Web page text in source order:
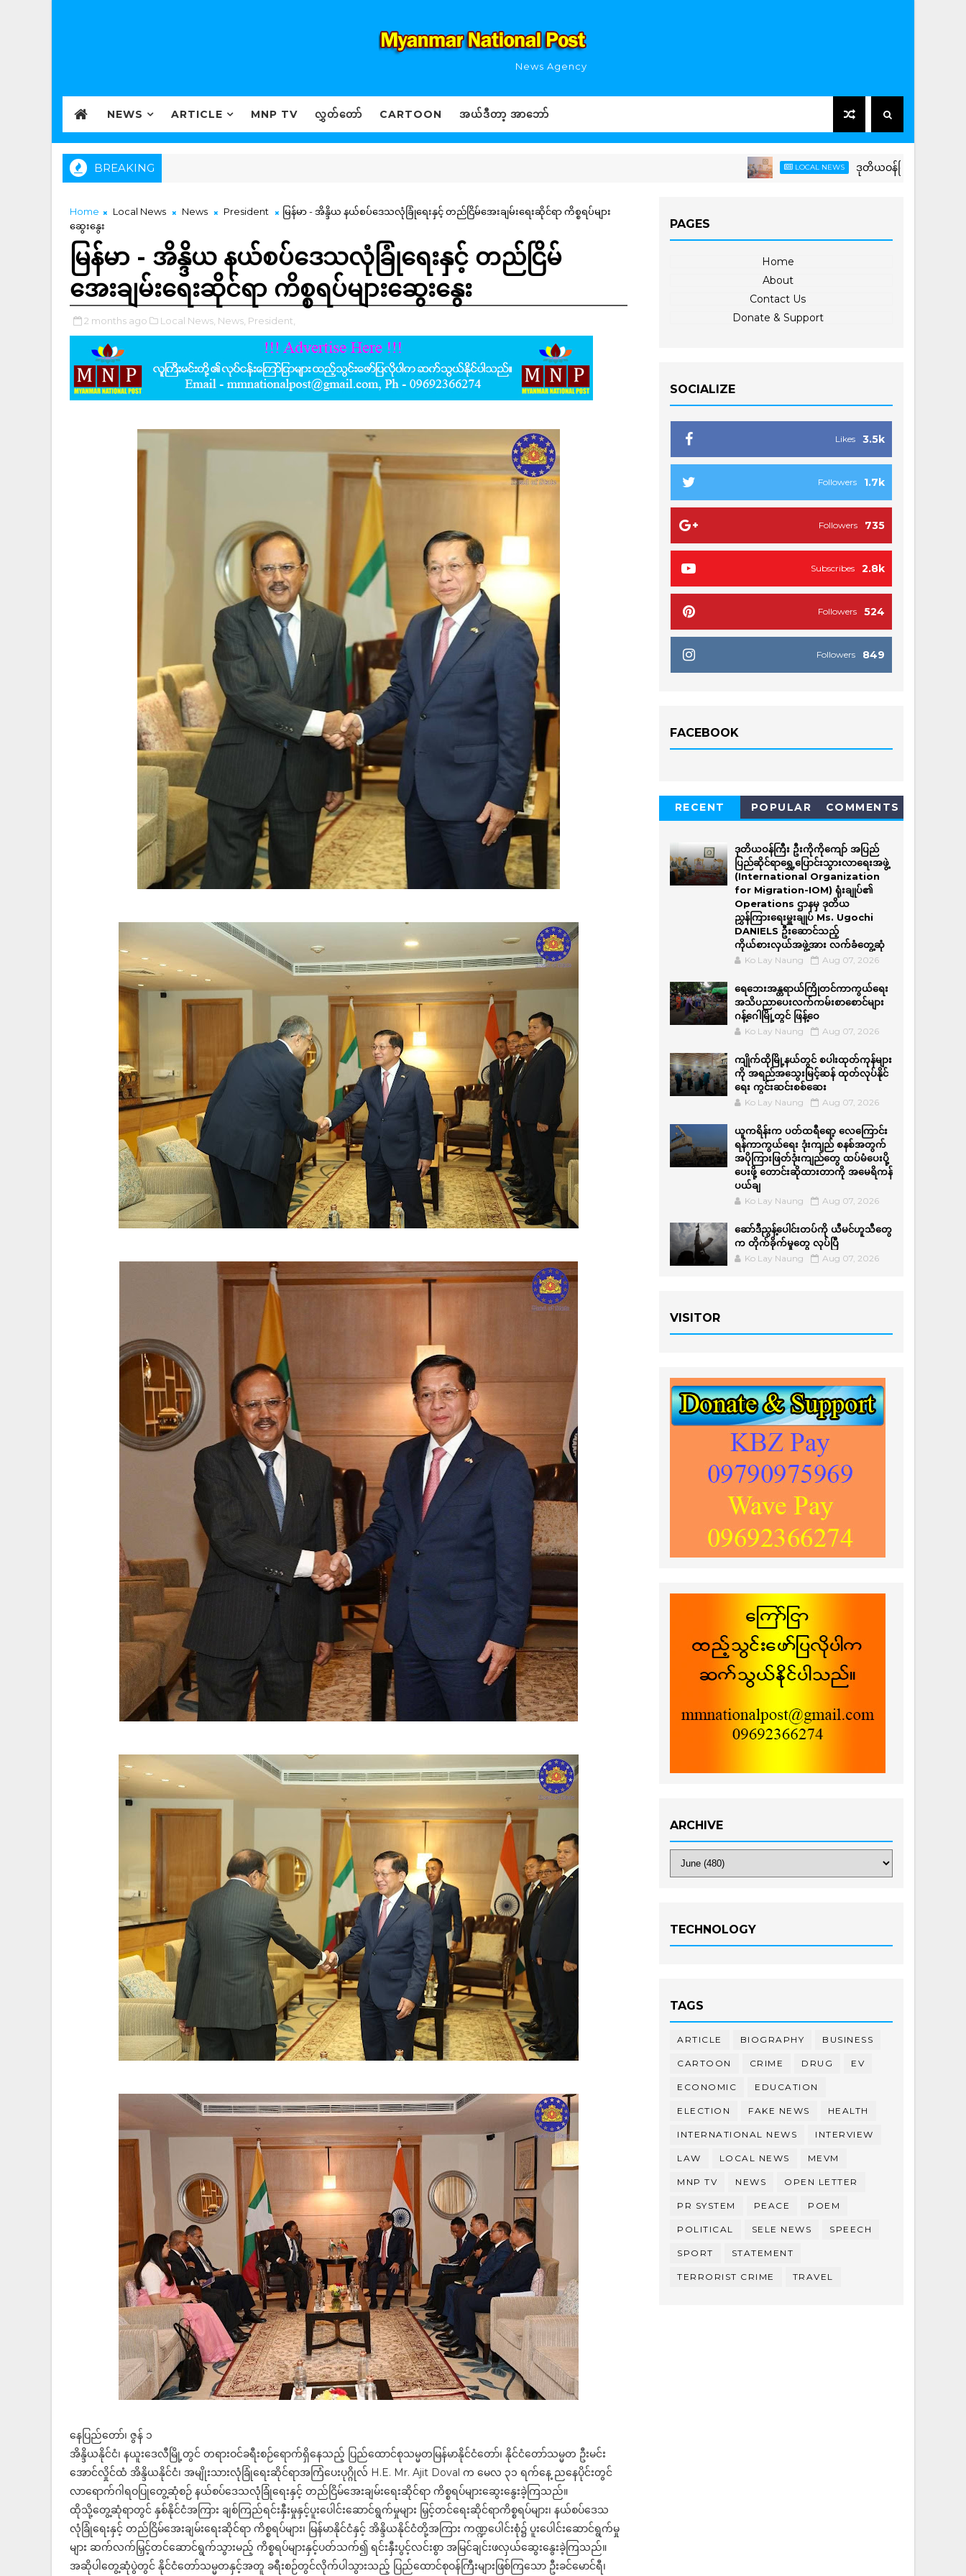
News Agency
NEWS ARTICLE MNP TV လွှတ်တော် CARTOON အယ်ဒီတာ့ အာဘော်
BREAKING LOCAL NEWS ဒုတိယဝန်ကြီး ဦးကိုကိုကျော် အပြည်ပြ
Home Local News News President
မြန်မာ - အိန္ဒိယ နယ်စပ်ဒေသလုံခြုံရေးနှင့် တည်ငြိမ်အေးချမ်းရေးဆိုင်ရာ ကိစ္စရပ်များ
ဆွေးနွေး
မြန်မာ - အိန္ဒိယ နယ်စပ်ဒေသလုံခြုံရေးနှင့် တည်ငြိမ်
အေးချမ်းရေးဆိုင်ရာ ကိစ္စရပ်များဆွေးနွေး
2 months ago Local News, News, President,
နေပြည်တော်၊ ဇွန် ၁
အိန္ဒိယနိုင်ငံ၊ နယူးဒေလီမြို့တွင် တရားဝင်ခရီးစဉ်ရောက်ရှိနေသည့် ပြည်ထောင်စုသမ္မတမြန်မာနိုင်ငံတော်၊ နိုင်ငံတော်သမ္မတ ဦးမင်း
အောင်လှိုင်ထံ အိန္ဒိယနိုင်ငံ၊ အမျိုးသားလုံခြုံရေးဆိုင်ရာအကြံပေးပုဂ္ဂိုလ် H.E. Mr. Ajit Doval က မေလ ၃၁ ရက်နေ့ ညနေပိုင်းတွင်
လာရောက်ဂါရဝပြုတွေ့ဆုံစဉ် နယ်စပ်ဒေသလုံခြုံရေးနှင့် တည်ငြိမ်အေးချမ်းရေးဆိုင်ရာ ကိစ္စရပ်များဆွေးနွေးခဲ့ကြသည်။
ထိုသို့တွေ့ဆုံရာတွင် နှစ်နိုင်ငံအကြား ချစ်ကြည်ရင်းနှီးမှုနှင့်ပူးပေါင်းဆောင်ရွက်မှုများ မြှင့်တင်ရေးဆိုင်ရာကိစ္စရပ်များ၊ နယ်စပ်ဒေသ
လုံခြုံရေးနှင့် တည်ငြိမ်အေးချမ်းရေးဆိုင်ရာ ကိစ္စရပ်များ၊ မြန်မာနိုင်ငံနှင့် အိန္ဒိယနိုင်ငံတို့အကြား ကဏ္ဍပေါင်းစုံ၌ ပူးပေါင်းဆောင်ရွက်မှု
များ ဆက်လက်မြှင့်တင်ဆောင်ရွက်သွားမည့် ကိစ္စရပ်များနှင့်ပတ်သက်၍ ရင်းနှီးပွင့်လင်းစွာ အမြင်ချင်းဖလှယ်ဆွေးနွေးခဲ့ကြသည်။
အဆိုပါတွေ့ဆုံပွဲတွင် နိုင်ငံတော်သမ္မတနှင့်အတူ ခရီးစဉ်တွင်လိုက်ပါသွားသည့် ပြည်ထောင်စုဝန်ကြီးများဖြစ်ကြသော ဦးခင်မောင်ရီ၊
PAGES
Home
About
Contact Us
Donate & Support
SOCIALIZE
3.5k
Likes
1.7k
Followers
735
Followers
2.8k
Subscribes
524
Followers
849
Followers
FACEBOOK
RECENT POPULAR COMMENTS
ဒုတိယဝန်ကြီး ဦးကိုကိုကျော် အပြည်
ပြည်ဆိုင်ရာရွှေ့ပြောင်းသွားလာရေးအဖွဲ့
(International Organization
for Migration-IOM) ရုံးချုပ်၏
Operations ဌာနမှ ဒုတိယ
ညွှန်ကြားရေးမှူးချုပ် Ms. Ugochi
DANIELS ဦးဆောင်သည့်
ကိုယ်စားလှယ်အဖွဲ့အား လက်ခံတွေ့ဆုံ
Ko Lay Naung Aug 07, 2026
ရေဘေးအန္တရာယ်ကြိုတင်ကာကွယ်ရေး
အသိပညာပေးလက်ကမ်းစာစောင်များ
ဂန့်ဂေါမြို့တွင် ဖြန့်ဝေ
Ko Lay Naung Aug 07, 2026
ကျိုက်ထိုမြို့နယ်တွင် စပါးထုတ်ကုန်များ
ကို အရည်အ‌သွေးမြင့်ဆန် ထုတ်လုပ်နိုင်
ရေး ကွင်းဆင်းစစ်ဆေး
Ko Lay Naung Aug 07, 2026
ယူကရိန်းက ပတ်ထရီရော့ လေကြောင်း
ရန်ကာကွယ်ရေး ဒုံးကျည် စနစ်အတွက်
အပိုကြားဖြတ်ဒုံးကျည်တွေ ထပ်မံပေးပို့
ပေးဖို့ တောင်းဆိုထားတာကို အမေရိကန်
ပယ်ချ
Ko Lay Naung Aug 07, 2026
ဆော်ဒီညွန့်ပေါင်းတပ်ကို ယီမင်ဟူသီတွေ
က တိုက်ခိုက်မှုတွေ လုပ်ပြီ
Ko Lay Naung Aug 07, 2026
VISITOR
ARCHIVE
TECHNOLOGY
TAGS
ARTICLE BIOGRAPHY BUSINESS
CARTOON CRIME DRUG EV
ECONOMIC EDUCATION
ELECTION FAKE NEWS HEALTH
INTERNATIONAL NEWS INTERVIEW
LAW LOCAL NEWS MEVM
MNP TV NEWS OPEN LETTER
PR SYSTEM PEACE POEM
POLITICAL SELE NEWS SPEECH
SPORT STATEMENT
TERRORIST CRIME TRAVEL